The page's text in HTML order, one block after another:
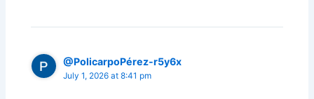
@PolicarpoPérez-r5y6x
July 1, 2026 at 8:41 pm